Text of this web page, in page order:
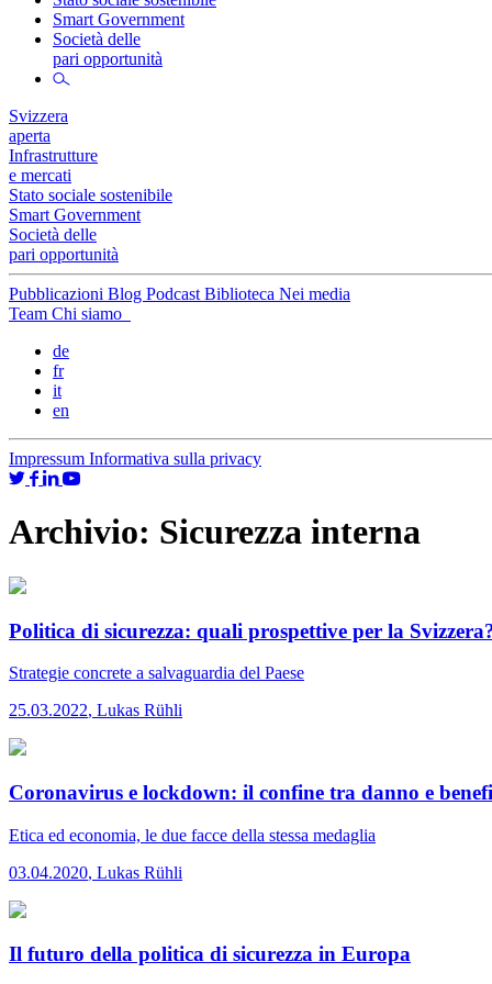
Smart Government
Società delle
pari opportunità
Svizzera
aperta
Infrastrutture
e mercati
Stato sociale sostenibile
Smart Government
Società delle
pari opportunità
Pubblicazioni Blog Podcast Biblioteca Nei media
Team Chi siamo
de
fr
it
en
Impressum Informativa sulla privacy
Archivio: Sicurezza interna
Politica di sicurezza: quali prospettive per la
Strategie concrete a salvaguardia del Paese
25.03.2022, Lukas Rühli
Coronavirus e lockdown: il confine tra danno e
Etica ed economia, le due facce della stessa medaglia
03.04.2020, Lukas Rühli
Il futuro della politica di sicurezza in Europa